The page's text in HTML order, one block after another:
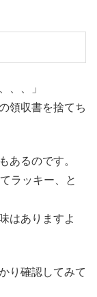
、、」
領収書を捨てち
あるのです。
ラッキー、と
はありますよ
り確認してみて